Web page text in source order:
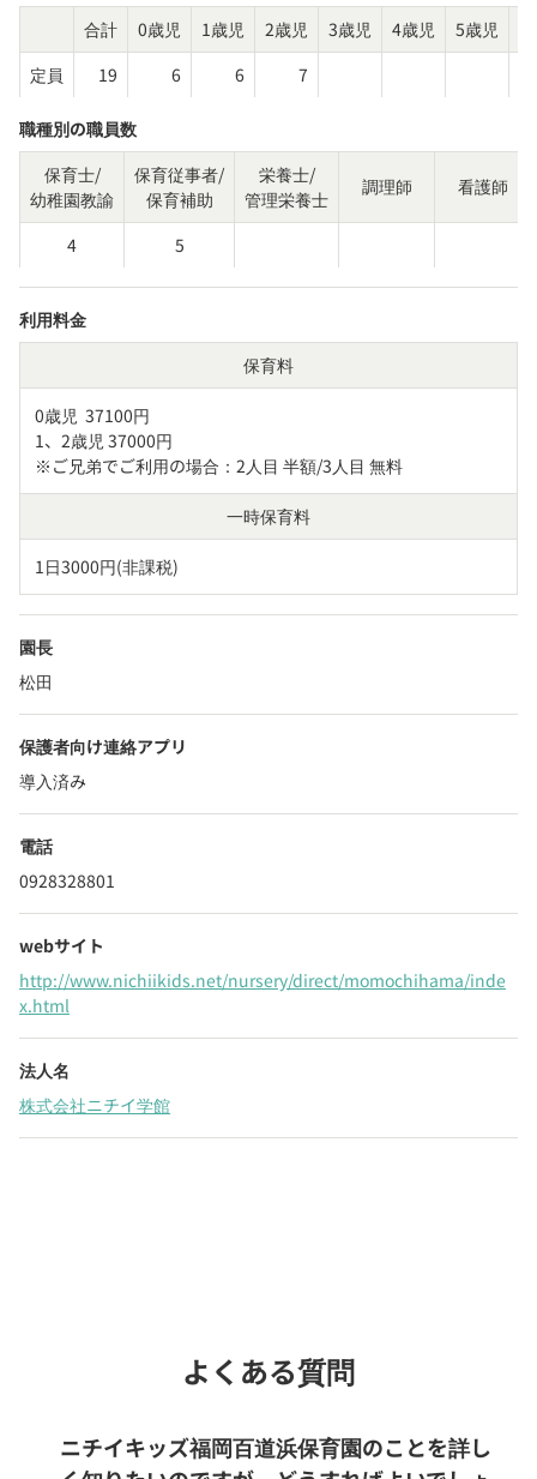
合計
0歳児 1歳児 2歳児 3歳児 4歳児 5歳児
定員
19 6 6 7
職種別の職員数
保育士/
幼稚園教諭
保育従事者/
保育補助
栄養士/
管理栄養士
調理師 看護師
4 5
利用料金
保育料
0歳児  37100円
1、2歳児 37000円
※ご兄弟でご利用の場合：2人目 半額/3人目 無料
一時保育料
1日3000円(非課税)
園長
松田
保護者向け連絡アプリ
導入済み
電話
0928328801
webサイト
http://www.nichiikids.net/nursery/direct/momochihama/inde
x.html
法人名
株式会社ニチイ学館
よくある質問
ニチイキッズ福岡百道浜保育園のことを詳し